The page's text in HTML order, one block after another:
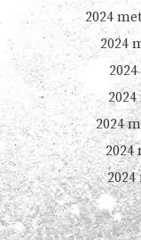
2024
2024
2024
2024